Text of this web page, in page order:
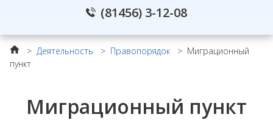
(81456) 3-12-08
> Деятельность > Правопорядок > Миграционный
пункт
Миграционный пункт